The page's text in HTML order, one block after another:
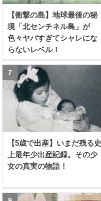
【衝撃の島】地球最後の秘
境「北センチネル島」が
色々ヤバすぎてシャレにな
らないレベル！
【5歳で出産】いまだ残る史
上最年少出産記録。その少
女の真実の物語！